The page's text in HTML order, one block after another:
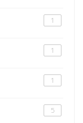
1
1
1
5